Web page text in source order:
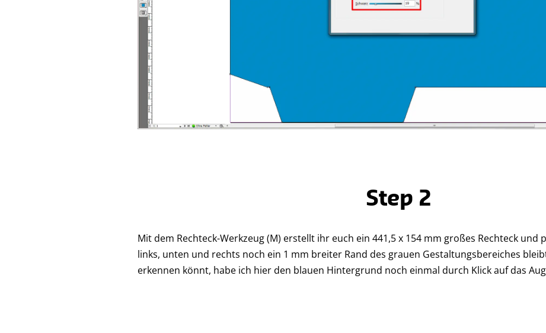
Step 2
Mit dem Rechteck-Werkzeug (M) erstellt ihr euch ein 441,5 x 154 mm großes Rechteck und
links, unten und rechts noch ein 1 mm breiter Rand des grauen Gestaltungsbereiches
erkennen könnt, habe ich hier den blauen Hintergrund noch einmal durch Klick auf das